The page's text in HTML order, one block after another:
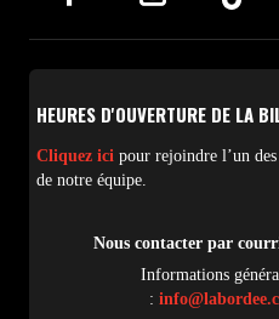
HEURES D'OUVERTURE DE LA
Cliquez ici pour rejoindre l’un
de notre équipe.
Nous contacter par cou
Informations
: